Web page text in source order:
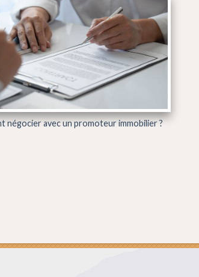
négocier avec un promoteur immobilier ?